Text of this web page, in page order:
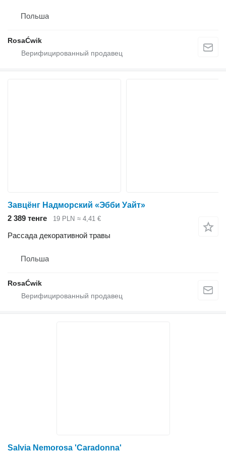
Польша
RosaĆwik
Завцёнг Надморский «Эбби Уайт»
2 389 тенге
19 PLN ≈ 4,41 €
Рассада декоративной травы
Польша
RosaĆwik
Salvia Nemorosa 'Caradonna'